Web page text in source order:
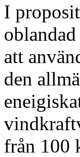
I
att
den
från 100